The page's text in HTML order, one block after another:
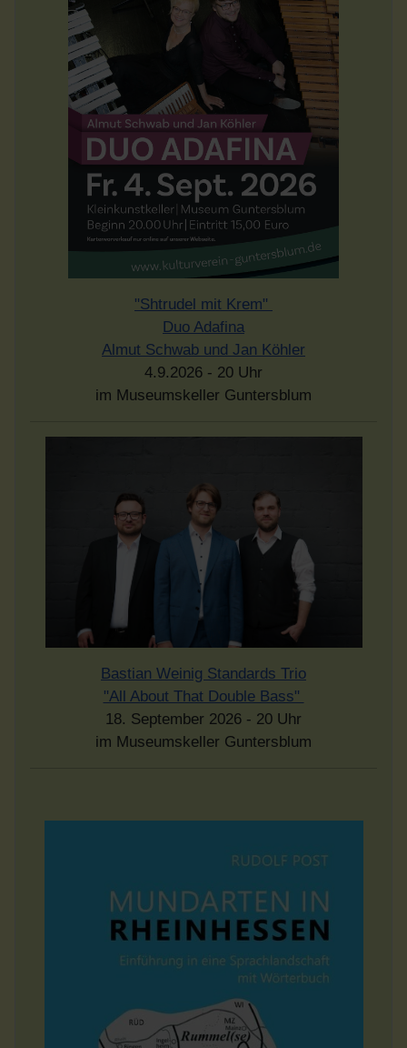
"Shtrudel mit Krem"
Duo Adafina
Almut Schwab und Jan Köhler
4.9.2026 - 20 Uhr
im Museumskeller Guntersblum
Bastian Weinig Standards Trio
"All About That Double Bass"
18. September 2026 - 20 Uhr
im Museumskeller Guntersblum